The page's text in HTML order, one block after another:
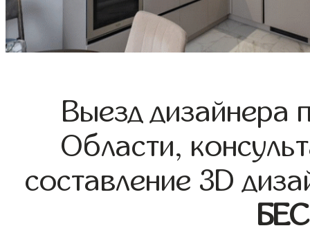
Выезд дизайнера
Области,
составление 3D